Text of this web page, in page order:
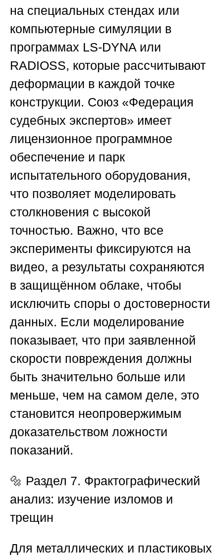
на специальных стендах или
компьютерные симуляции в
программах LS-DYNA или
RADIOSS, которые рассчитывают
деформации в каждой точке
конструкции. Союз «Федерация
судебных экспертов» имеет
лицензионное программное
обеспечение и парк
испытательного оборудования,
что позволяет моделировать
столкновения с высокой
точностью. Важно, что все
эксперименты фиксируются на
видео, а результаты сохраняются
в защищённом облаке, чтобы
исключить споры о достоверности
данных. Если моделирование
показывает, что при заявленной
скорости повреждения должны
быть значительно больше или
меньше, чем на самом деле, это
становится неопровержимым
доказательством ложности
показаний.
🔩 Раздел 7. Фрактографический
анализ: изучение изломов и
трещин
Для металлических и пластиковых